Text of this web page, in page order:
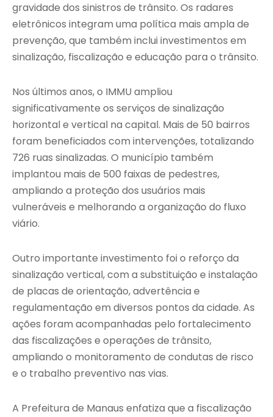
gravidade dos sinistros de trânsito. Os radares
eletrônicos integram uma política mais ampla de
prevenção, que também inclui investimentos em
sinalização, fiscalização e educação para o trânsito.
Nos últimos anos, o IMMU ampliou
significativamente os serviços de sinalização
horizontal e vertical na capital. Mais de 50 bairros
foram beneficiados com intervenções, totalizando
726 ruas sinalizadas. O município também
implantou mais de 500 faixas de pedestres,
ampliando a proteção dos usuários mais
vulneráveis e melhorando a organização do fluxo
viário.
Outro importante investimento foi o reforço da
sinalização vertical, com a substituição e instalação
de placas de orientação, advertência e
regulamentação em diversos pontos da cidade. As
ações foram acompanhadas pelo fortalecimento
das fiscalizações e operações de trânsito,
ampliando o monitoramento de condutas de risco
e o trabalho preventivo nas vias.
A Prefeitura de Manaus enfatiza que a fiscalização